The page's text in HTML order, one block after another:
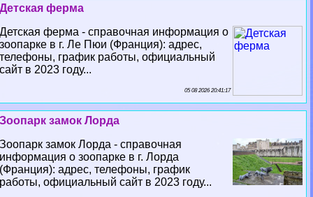
Детская ферма
Детская ферма - справочная информация о
зоопарке в г. Ле Пюи (Франция): адрес,
телефоны, график работы, официальный
сайт в 2023 году...
05 08 2026 20:41:17
Зоопарк замок Лорда
Зоопарк замок Лорда - справочная
информация о зоопарке в г. Лорда
(Франция): адрес, телефоны, график
работы, официальный сайт в 2023 году...